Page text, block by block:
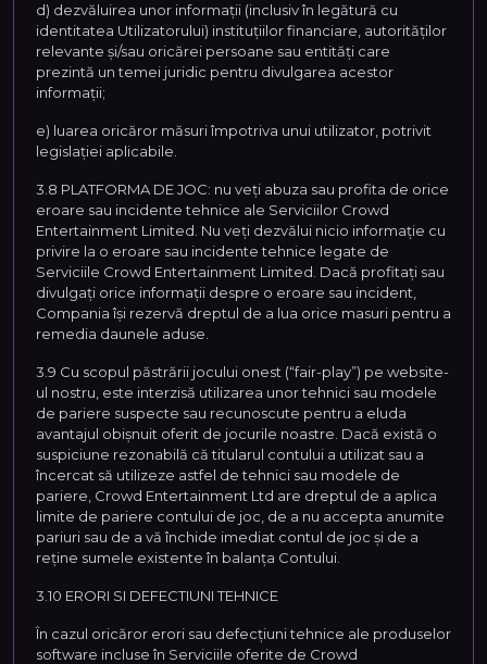
d) dezvăluirea unor informații (inclusiv în legătură cu
identitatea Utilizatorului) instituțiilor financiare, autorităților
relevante și/sau oricărei persoane sau entități care
prezintă un temei juridic pentru divulgarea acestor
informații;
e) luarea oricăror măsuri împotriva unui utilizator, potrivit
legislației aplicabile.
3.8 PLATFORMA DE JOC: nu veți abuza sau profita de orice
eroare sau incidente tehnice ale Serviciilor Crowd
Entertainment Limited. Nu veți dezvălui nicio informație cu
privire la o eroare sau incidente tehnice legate de
Serviciile Crowd Entertainment Limited. Dacă profitați sau
divulgați orice informații despre o eroare sau incident,
Compania își rezervă dreptul de a lua orice masuri pentru a
remedia daunele aduse.
3.9 Cu scopul păstrării jocului onest (“fair-play”) pe website-
ul nostru, este interzisă utilizarea unor tehnici sau modele
de pariere suspecte sau recunoscute pentru a eluda
avantajul obișnuit oferit de jocurile noastre. Dacă există o
suspiciune rezonabilă că titularul contului a utilizat sau a
încercat să utilizeze astfel de tehnici sau modele de
pariere, Crowd Entertainment Ltd are dreptul de a aplica
limite de pariere contului de joc, de a nu accepta anumite
pariuri sau de a vă închide imediat contul de joc și de a
reține sumele existente în balanța Contului.
3.10 ERORI SI DEFECTIUNI TEHNICE
În cazul oricăror erori sau defecțiuni tehnice ale produselor
software incluse în Serviciile oferite de Crowd